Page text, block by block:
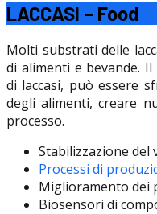
LACCASI – Food
Molti substrati delle
di alimenti e bevande.
di laccasi, può essere
degli alimenti, creare
processo.
Stabilizzazione del
Processi di
Miglioramento dei
Biosensori di